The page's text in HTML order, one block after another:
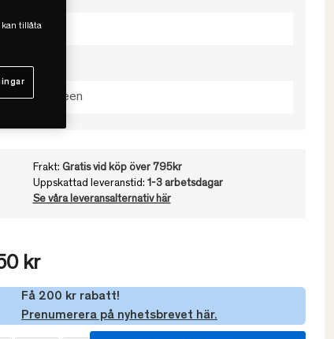
40x70
färg
Juniper Green
Frakt: Gratis vid köp över 795kr
Uppskattad leveranstid: 1-3 arbetsdagar
Se våra leveransalternativ här
kr
Få 200 kr rabatt!
Prenumerera på nyhetsbrevet här.
kan tillåta